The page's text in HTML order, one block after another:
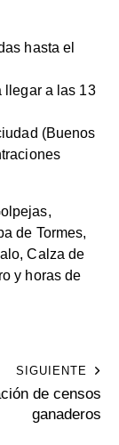
hasta el
llegar a las 13
(Buenos
de Tormes,
Calza de
y horas de
SIGUIENTE
de censos
ganaderos